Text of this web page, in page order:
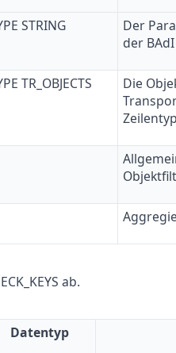
STRING
Der
der
TR_OBJECTS
Die
ab.
Datentyp